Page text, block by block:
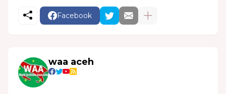
Facebook
waa aceh